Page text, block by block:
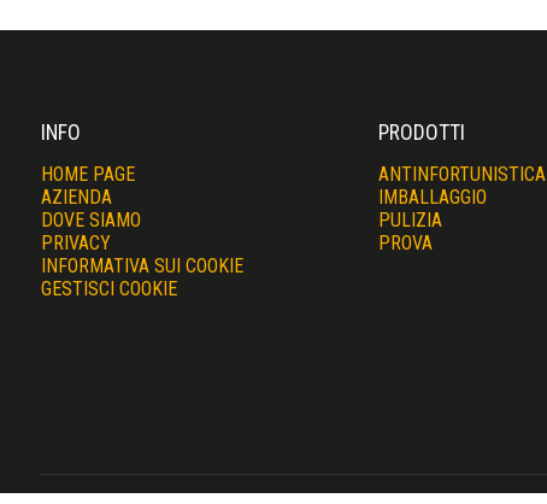
INFO
HOME PAGE
AZIENDA
DOVE SIAMO
PRIVACY
INFORMATIVA SUI COOKIE
GESTISCI COOKIE
PRODOTTI
ANTINFORTUNISTICA
IMBALLAGGIO
PULIZIA
PROVA